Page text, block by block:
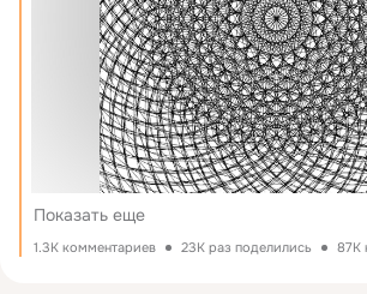
Показать еще
1.3K комментариев 23K раз поделились 87K